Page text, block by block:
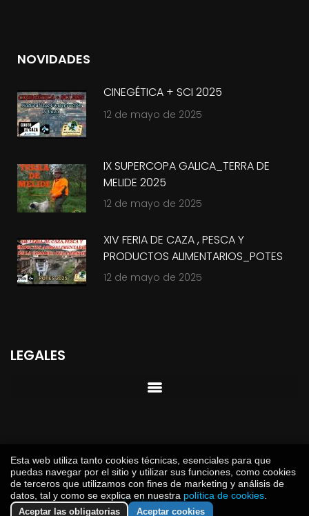
NOVIDADES
CINEGÉTICA + SCI 2025
12 de mayo de 2025
IX SUPERCOPA GALICA_TERRA DE
MELIDE 2025
12 de mayo de 2025
XIV FERIA DE CAZA , PESCA Y
PRODUCTOS ALIMENTARIOS_POTES
2025
12 de mayo de 2025
LEGALES
© ANOVE TV
Esta web utiliza tanto cookies técnicas, esenciales para que
puedas navegar por el sitio y utilizar sus funciones, como cookies
de terceros que utilizamos con fines de marketing y análisis de
datos, tal y como se explica en nuestra política de cookies
Aceptar las obligatorias Aceptar cookies